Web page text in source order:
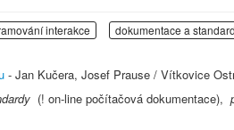
interakce dokumentace a
- Jan Kučera, Josef Prause / Vítkovice
(! on-line počítačová dokumentace),